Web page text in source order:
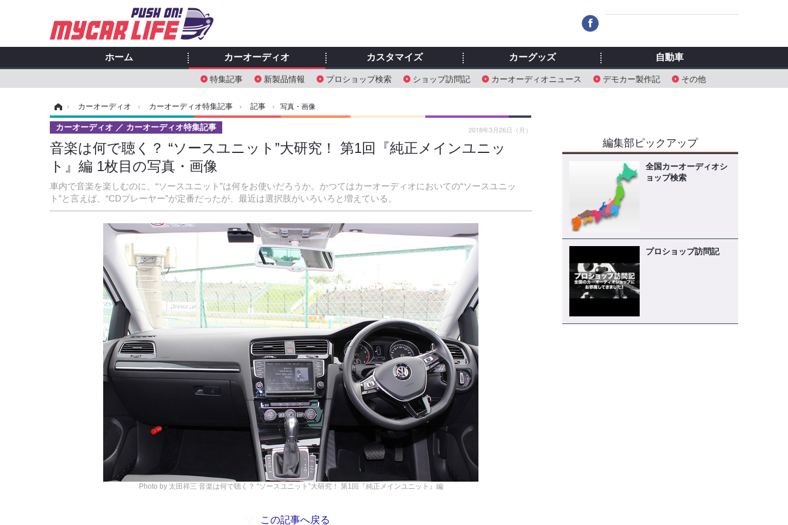
ホーム カーオーディオ
特集記事 新製品情報 プロショップ検索 ショップ訪問記 カーオーディオニュース デモカー製作記 その他
カスタマイズ カーグッズ 自動車
› カーオーディオ › カーオーディオ特集記事 › 記事 › 写真・画像
音楽は何で聴く？ “ソースユニット”大研究！ 第1回『純正メインユニッ
ト』編 1枚目の写真・画像
車内で音楽を楽しむのに、“ソースユニット”は何をお使いだろうか。かつてはカーオーディオにおいての“ソースユニッ
ト”と言えば、“CDプレーヤー”が定番だったが、最近は選択肢がいろいろと増えている。
カーオーディオ カーオーディオ特集記事 2018年3月26日（月）
Photo by 太田祥三 音楽は何で聴く？ “ソースユニット”大研究！ 第1回『純正メインユニット』編
この記事へ戻る
編集部ピックアップ
全国カーオーディオシ
ョップ検索
プロショップ訪問記